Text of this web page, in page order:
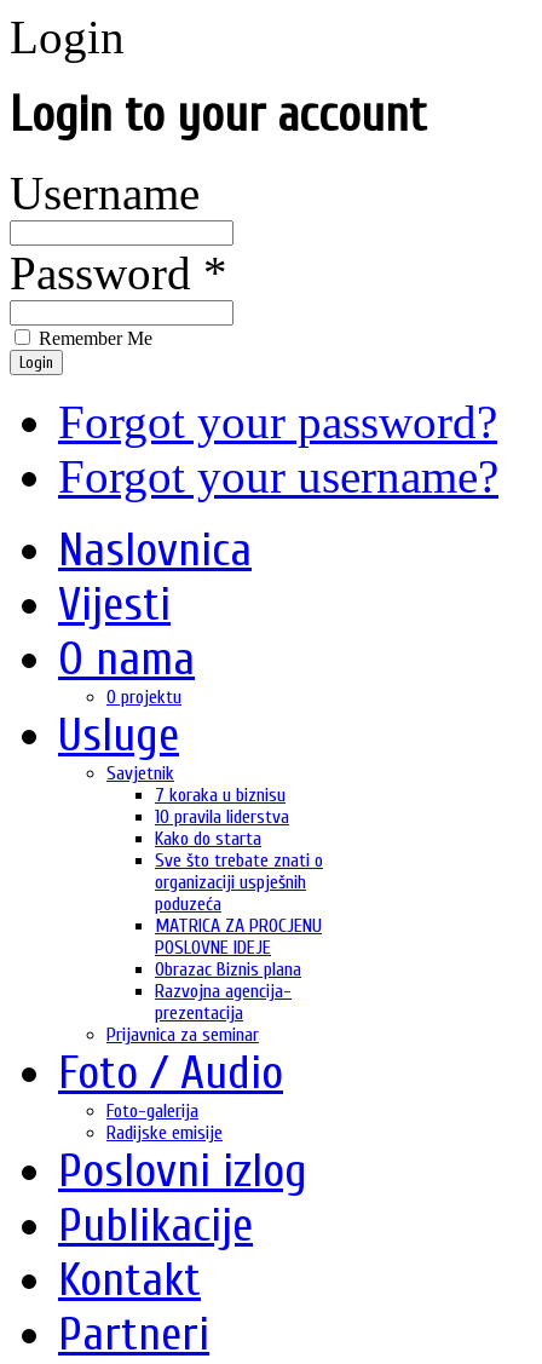
Login
Login to your account
Username
Password *
Remember Me
Login
Forgot your password?
Forgot your username?
Naslovnica
Vijesti
O nama
O projektu
Usluge
Savjetnik
7 koraka u biznisu
10 pravila liderstva
Kako do starta
Sve što trebate znati o
organizaciji uspješnih
poduzeća
MATRICA ZA PROCJENU
POSLOVNE IDEJE
Obrazac Biznis plana
Razvojna agencija-
prezentacija
Prijavnica za seminar
Foto / Audio
Foto-galerija
Radijske emisije
Poslovni izlog
Publikacije
Kontakt
Partneri